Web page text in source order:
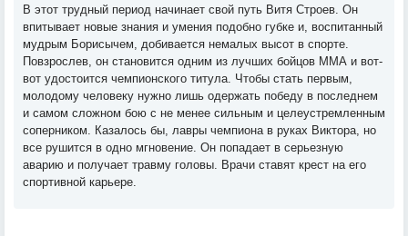
В этот трудный период начинает свой путь Витя Строев. Он
впитывает новые знания и умения подобно губке и, воспитанный
мудрым Борисычем, добивается немалых высот в спорте.
Повзрослев, он становится одним из лучших бойцов ММА и вот-
вот удостоится чемпионского титула. Чтобы стать первым,
молодому человеку нужно лишь одержать победу в последнем
и самом сложном бою с не менее сильным и целеустремленным
соперником. Казалось бы, лавры чемпиона в руках Виктора, но
все рушится в одно мгновение. Он попадает в серьезную
аварию и получает травму головы. Врачи ставят крест на его
спортивной карьере.